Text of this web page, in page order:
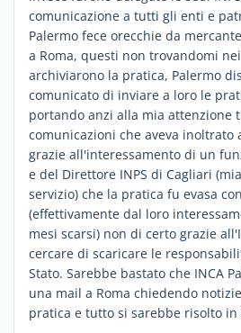
comunicazione a tutti gli enti e
Palermo fece orecchie da
a Roma, questi non trovandomi
archiviarono la pratica, Palermo
comunicato di inviare a loro le
portando anzi alla mia attenzione
comunicazioni che aveva inoltrato
grazie all'interessamento di un
e del Direttore INPS di Cagliari
servizio) che la pratica fu evasa
(effettivamente dal loro
mesi scarsi) non di certo grazie
cercare di scaricare le
Stato. Sarebbe bastato che INCA
una mail a Roma chiedendo
pratica e tutto si sarebbe risolto in